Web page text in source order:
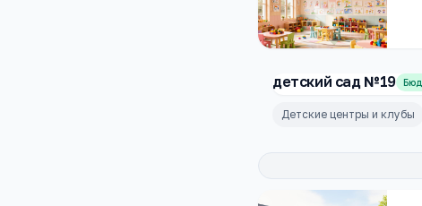
детский сад №19
Детские центры и клубы